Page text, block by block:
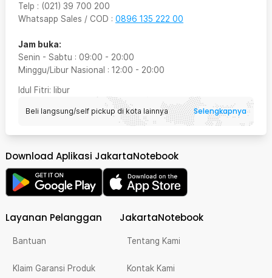
Telp : (021) 39 700 200
Whatsapp Sales / COD : 0896 135 222 00
Jam buka:
Senin - Sabtu : 09:00 - 20:00
Minggu/Libur Nasional : 12:00 - 20:00
Idul Fitri: libur
Beli langsung/self pickup di kota lainnya Selengkapnya
Download Aplikasi JakartaNotebook
Layanan Pelanggan
Bantuan
Klaim Garansi Produk
JakartaNotebook
Tentang Kami
Kontak Kami